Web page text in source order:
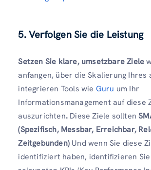
5. Verfolgen Sie die Leistung
Setzen Sie klare, umsetzbare Ziele
anfangen, über die Skalierung Ihres
integrieren Tools wie Guru um Ihr
Informationsmanagement auf diese
auszurichten. Diese Ziele sollten
(Spezifisch, Messbar, Erreichbar,
Zeitgebunden) Und wenn Sie diese
identifiziert haben, identifizieren